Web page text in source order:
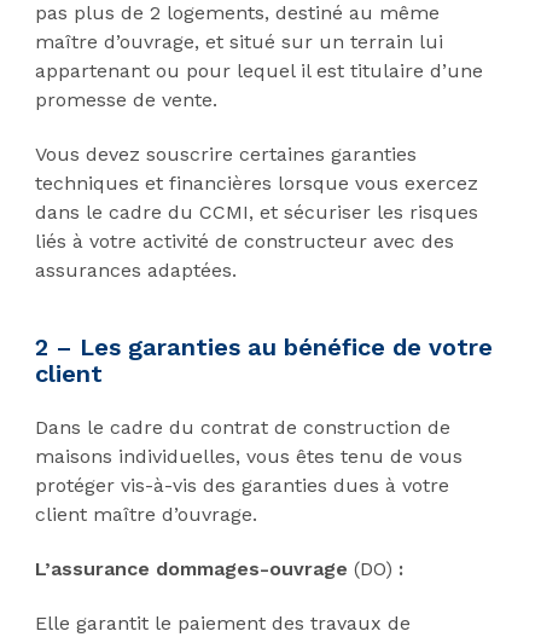
pas plus de 2 logements, destiné au même
maître d’ouvrage, et situé sur un terrain lui
appartenant ou pour lequel il est titulaire d’une
promesse de vente.
Vous devez souscrire certaines garanties
techniques et financières lorsque vous exercez
dans le cadre du CCMI, et sécuriser les risques
liés à votre activité de constructeur avec des
assurances adaptées.
2 – Les garanties au bénéfice de votre
client
Dans le cadre du contrat de construction de
maisons individuelles, vous êtes tenu de vous
protéger vis-à-vis des garanties dues à votre
client maître d’ouvrage.
L’assurance dommages-ouvrage (DO) :
Elle garantit le paiement des travaux de